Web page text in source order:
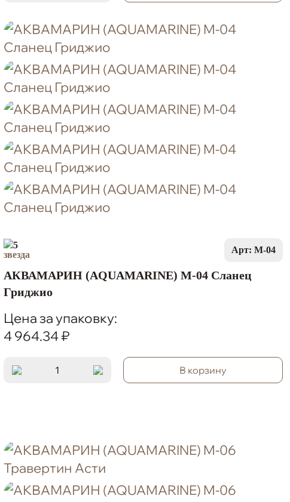
5 Арт: M-04
АКВАМАРИН (AQUAMARINE) M-04 Сланец
Гриджио
Цена за упаковку:
4 964.34 ₽
В корзину